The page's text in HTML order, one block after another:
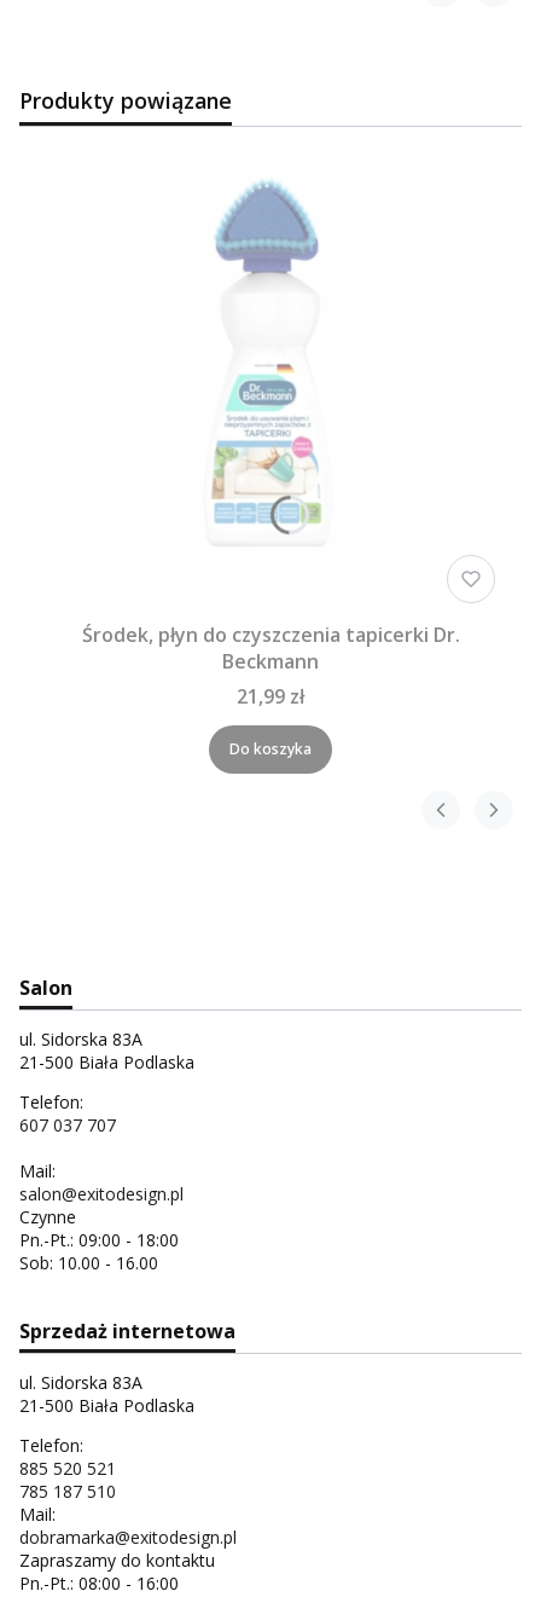
Produkty powiązane
Środek, płyn do czyszczenia tapicerki Dr.
Beckmann
21,99 zł
Do koszyka
Salon
ul. Sidorska 83A
21-500 Biała Podlaska
Telefon:
607 037 707
Mail:
salon@exitodesign.pl
Czynne
Pn.-Pt.: 09:00 - 18:00
Sob: 10.00 - 16.00
Sprzedaż internetowa
ul. Sidorska 83A
21-500 Biała Podlaska
Telefon:
885 520 521
785 187 510
Mail:
dobramarka@exitodesign.pl
Zapraszamy do kontaktu
Pn.-Pt.: 08:00 - 16:00